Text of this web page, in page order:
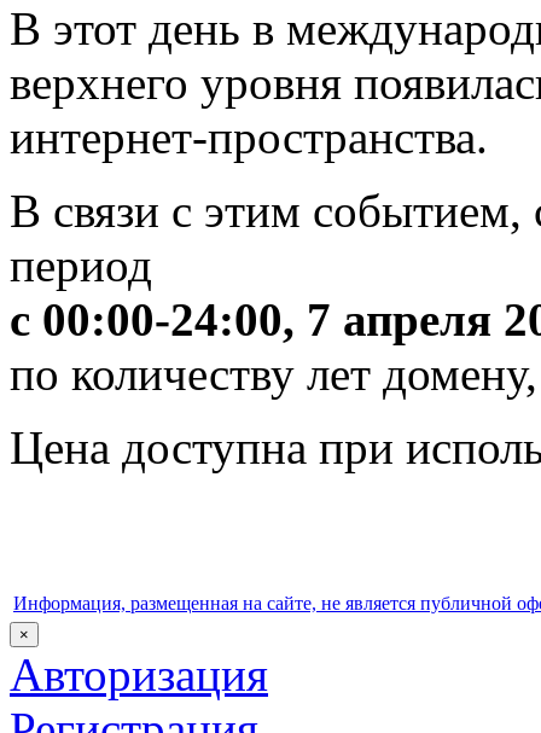
В этот день в
верхнего уровня
интернет-пространства.
В связи с этим событием,
период
с 00:00-24:00, 7 апреля
по количеству лет
Цена доступна при
Информация, размещенная на сайте, не является публичной
×
Авторизация